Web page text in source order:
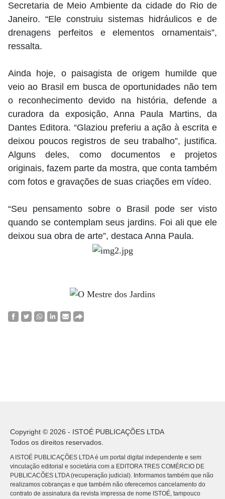
Secretaria de Meio Ambiente da cidade do Rio de
Janeiro. “Ele construiu sistemas hidráulicos e de
drenagens perfeitos e elementos ornamentais”,
ressalta.
Ainda hoje, o paisagista de origem humilde que
veio ao Brasil em busca de oportunidades não tem
o reconhecimento devido na história, defende a
curadora da exposição, Anna Paula Martins, da
Dantes Editora. “Glaziou preferiu a ação à escrita e
deixou poucos registros de seu trabalho”, justifica.
Alguns deles, como documentos e projetos
originais, fazem parte da mostra, que conta também
com fotos e gravações de suas criações em vídeo.
“Seu pensamento sobre o Brasil pode ser visto
quando se contemplam seus jardins. Foi ali que ele
deixou sua obra de arte”, destaca Anna Paula.
Copyright © 2026 - ISTOÉ PUBLICAÇÕES LTDA
Todos os direitos reservados.
A ISTOÉ PUBLICAÇÕES LTDA é um portal digital independente e sem
vinculação editorial e societária com a EDITORA TRES COMÉRCIO DE
PUBLICACÕES LTDA (recuperação judicial). Informamos também que não
realizamos cobranças e que também não oferecemos cancelamento do
contrato de assinatura da revista impressa de nome ISTOÉ, tampouco